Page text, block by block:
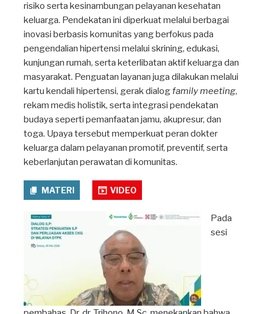
risiko serta kesinambungan pelayanan kesehatan
keluarga. Pendekatan ini diperkuat melalui berbagai
inovasi berbasis komunitas yang berfokus pada
pengendalian hipertensi melalui skrining, edukasi,
kunjungan rumah, serta keterlibatan aktif keluarga dan
masyarakat. Penguatan layanan juga dilakukan melalui
kartu kendali hipertensi, gerak dialogfamily meeting,
rekam medis holistik, serta integrasi pendekatan
budaya seperti pemanfaatan jamu, akupresur, dan
toga. Upaya tersebut memperkuat peran dokter
keluarga dalam pelayanan promotif, preventif, serta
keberlanjutan perawatan di komunitas.
MATERI VIDEO
Pada
sesi